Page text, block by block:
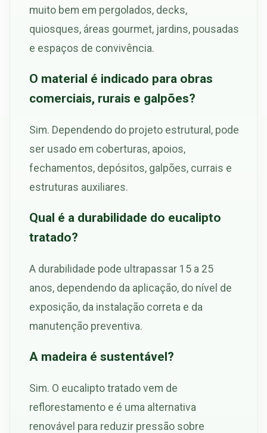
muito bem em pergolados, decks,
quiosques, áreas gourmet, jardins, pousadas
e espaços de convivência.
O material é indicado para obras
comerciais, rurais e galpões?
Sim. Dependendo do projeto estrutural, pode
ser usado em coberturas, apoios,
fechamentos, depósitos, galpões, currais e
estruturas auxiliares.
Qual é a durabilidade do eucalipto
tratado?
A durabilidade pode ultrapassar 15 a 25
anos, dependendo da aplicação, do nível de
exposição, da instalação correta e da
manutenção preventiva.
A madeira é sustentável?
Sim. O eucalipto tratado vem de
reflorestamento e é uma alternativa
renovável para reduzir pressão sobre